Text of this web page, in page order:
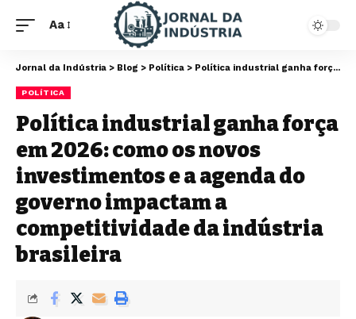
Aa
Jornal da Indústria > Blog > Política > Política industrial ganha força em 2026: como os novos investimentos e a agenda do governo impactam a competitividade da indústria brasileira
POLÍTICA
Política industrial ganha força
em 2026: como os novos
investimentos e a agenda do
governo impactam a
competitividade da indústria
brasileira